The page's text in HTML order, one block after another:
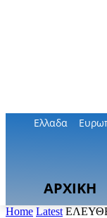
Ελλαδα
ΑΡΧΙΚΗ
Home Latest